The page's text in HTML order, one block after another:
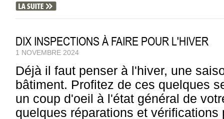
DIX INSPECTIONS À FAIRE POUR L'HIVER
1 NOVEMBRE 2024
Déjà il faut penser à l'hiver, une
bâtiment. Profitez de ces quelques
un coup d'oeil à l'état général de
quelques réparations et